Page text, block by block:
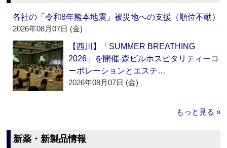
各社の「令和8年熊本地震」被災地への支援（順位不動）
2026年08月07日 (金)
【西川】「SUMMER BREATHING
2026」を開催‐森ビルホスピタリティーコ
ーポレーションとエステ…
2026年08月07日 (金)
もっと見る »
新薬・新製品情報